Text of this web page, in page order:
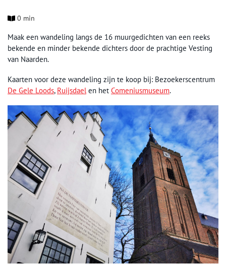
0 min
Maak een wandeling langs de 16 muurgedichten van een reeks
bekende en minder bekende dichters door de prachtige Vesting
van Naarden.
Kaarten voor deze wandeling zijn te koop bij: Bezoekerscentrum
De Gele Loods, Ruijsdaelen het Comeniusmuseum.